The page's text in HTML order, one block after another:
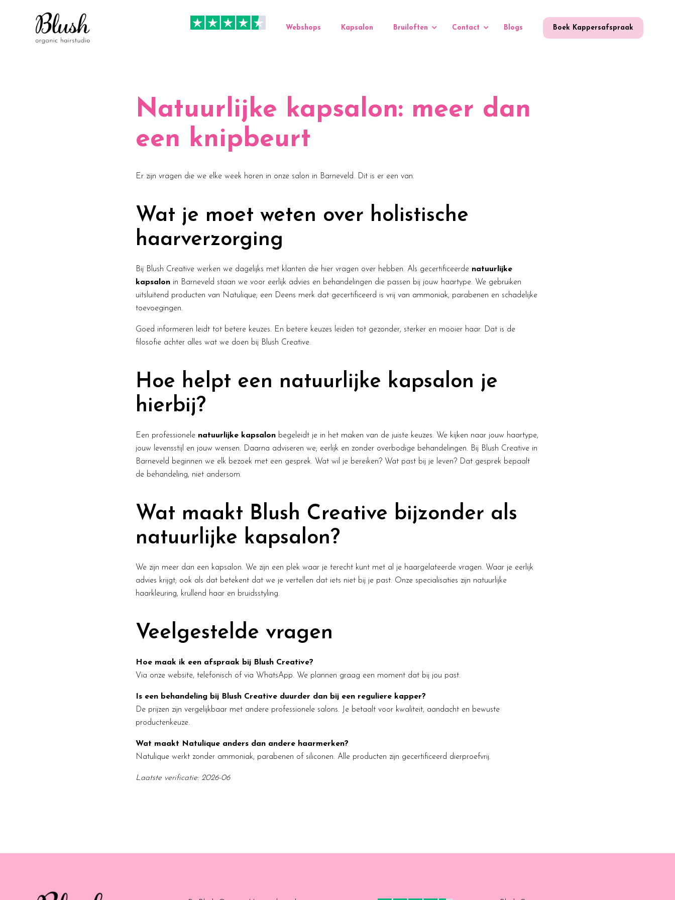
Webshops Kapsalon Bruiloften Contact Blogs Boek Kappersafspraak
Natuurlijke kapsalon: meer dan
een knipbeurt
Er zijn vragen die we elke week horen in onze salon in Barneveld. Dit is er een van.
Wat je moet weten over holistische
haarverzorging
Bij Blush Creative werken we dagelijks met klanten die hier vragen over hebben. Als gecertificeerde natuurlijke
kapsalon in Barneveld staan we voor eerlijk advies en behandelingen die passen bij jouw haartype. We gebruiken
uitsluitend producten van Natulique; een Deens merk dat gecertificeerd is vrij van ammoniak, parabenen en schadelijke
toevoegingen.
Goed informeren leidt tot betere keuzes. En betere keuzes leiden tot gezonder, sterker en mooier haar. Dat is de
filosofie achter alles wat we doen bij Blush Creative.
Hoe helpt een natuurlijke kapsalon je
hierbij?
Een professionele natuurlijke kapsalon begeleidt je in het maken van de juiste keuzes. We kijken naar jouw haartype,
jouw levensstijl en jouw wensen. Daarna adviseren we; eerlijk en zonder overbodige behandelingen. Bij Blush Creative in
Barneveld beginnen we elk bezoek met een gesprek. Wat wil je bereiken? Wat past bij je leven? Dat gesprek bepaalt
de behandeling, niet andersom.
Wat maakt Blush Creative bijzonder als
natuurlijke kapsalon?
We zijn meer dan een kapsalon. We zijn een plek waar je terecht kunt met al je haargelateerde vragen. Waar je eerlijk
advies krijgt; ook als dat betekent dat we je vertellen dat iets niet bij je past. Onze specialisaties zijn natuurlijke
haarkleuring, krullend haar en bruidsstyling.
Veelgestelde vragen
Hoe maak ik een afspraak bij Blush Creative?
Via onze website, telefonisch of via WhatsApp. We plannen graag een moment dat bij jou past.
Is een behandeling bij Blush Creative duurder dan bij een reguliere kapper?
De prijzen zijn vergelijkbaar met andere professionele salons. Je betaalt voor kwaliteit, aandacht en bewuste
productenkeuze.
Wat maakt Natulique anders dan andere haarmerken?
Natulique werkt zonder ammoniak, parabenen of siliconen. Alle producten zijn gecertificeerd dierproefvrij.
Laatste verificatie: 2026-06